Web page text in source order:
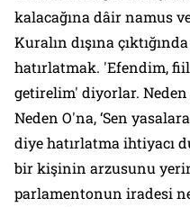
kalacağına dâir namus
Kuralın dışına
hatırlatmak. 'Efendim,
getirelim' diyorlar.
Neden O'na, ‘Sen
diye hatırlatma ihtiyacı
bir kişinin arzusunu
parlamentonun iradesi